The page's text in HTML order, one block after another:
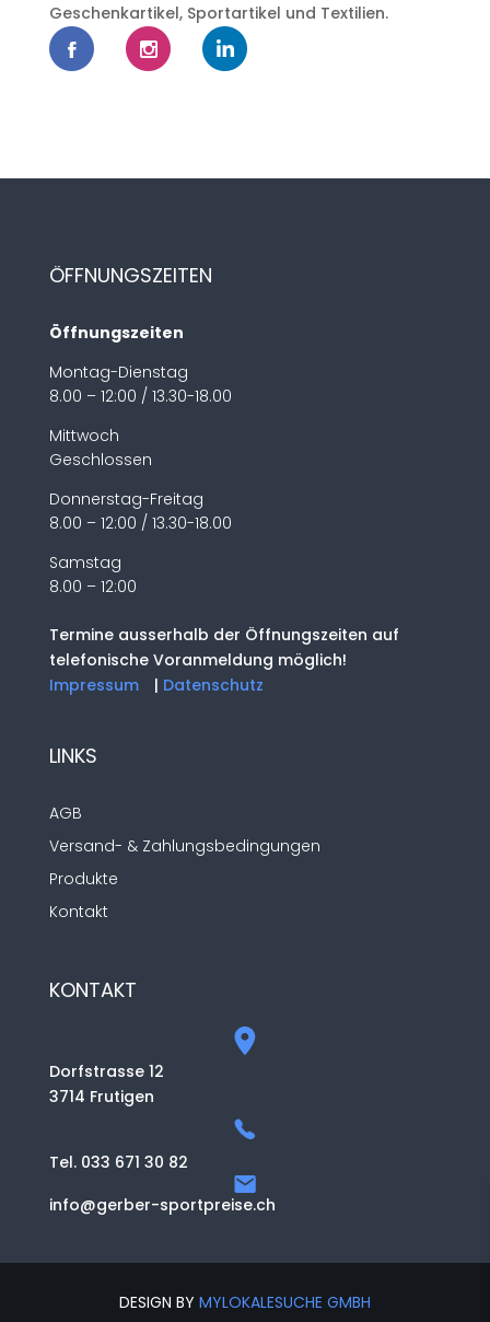
Geschenkartikel, Sportartikel und Textilien.
ÖFFNUNGSZEITEN
Öffnungszeiten
Montag-Dienstag
8.00 – 12:00 / 13.30-18.00
Mittwoch
Geschlossen
Donnerstag-Freitag
8.00 – 12:00 / 13.30-18.00
Samstag
8.00 – 12:00
Termine ausserhalb der Öffnungszeiten auf
telefonische Voranmeldung möglich!
Impressum
| Datenschutz
LINKS
AGB
Versand- & Zahlungsbedingungen
Produkte
Kontakt
KONTAKT
Dorfstrasse 12
3714 Frutigen
Tel. 033 671 30 82
info@gerber-sportpreise.ch
DESIGN BY MYLOKALESUCHE GMBH